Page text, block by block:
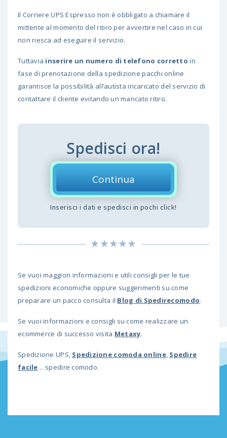
Il Corriere UPS Espresso non è obbligato a chiamare il
mittente al momento del ritiro per avvertire nel caso in cui
non riesca ad eseguire il servizio.
Tuttavia inserire un numero di telefono corretto in
fase di prenotazione della spedizione pacchi online
garantisce la possibilità all’autista incaricato del servizio di
contattare il cliente evitando un mancato ritiro.
Spedisci ora!
Continua
Inserisci i dati e spedisci in pochi click!
Se vuoi maggiori informazioni e utili consigli per le tue
spedizioni economiche oppure suggerimenti su come
preparare un pacco consulta il Blog di Spedirecomodo.
Se vuoi informazioni e consigli su come realizzare un
ecommerce di successo visita Metaxy.
Spedizione UPS, Spedizione comoda online, Spedire
facile… spedire comodo.